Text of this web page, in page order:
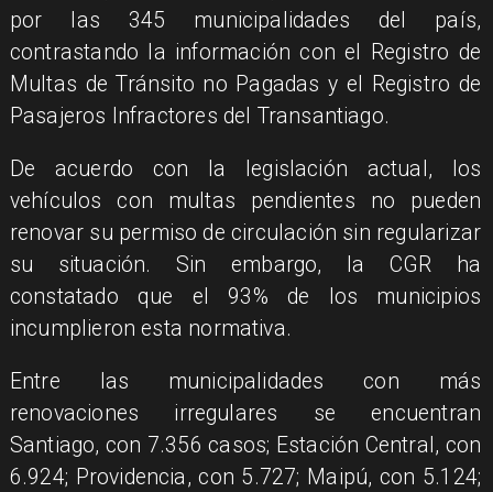
por las 345 municipalidades del país,
contrastando la información con el Registro de
Multas de Tránsito no Pagadas y el Registro de
Pasajeros Infractores del Transantiago.
De acuerdo con la legislación actual, los
vehículos con multas pendientes no pueden
renovar su permiso de circulación sin regularizar
su situación. Sin embargo, la CGR ha
constatado que el 93% de los municipios
incumplieron esta normativa.
Entre las municipalidades con más
renovaciones irregulares se encuentran
Santiago, con 7.356 casos; Estación Central, con
6.924; Providencia, con 5.727; Maipú, con 5.124;